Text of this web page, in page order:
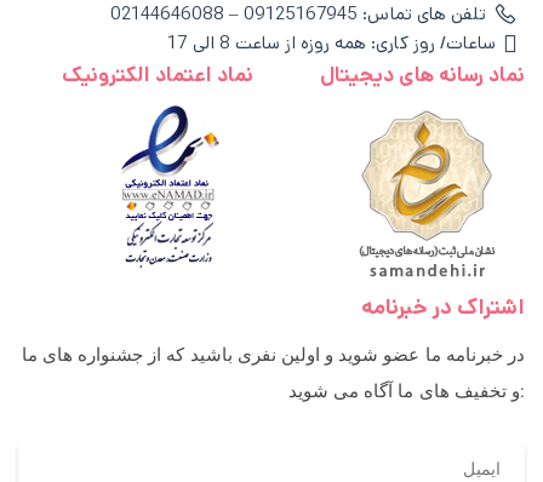
تلفن های تماس: 09125167945 – 02144646088
ساعات/ روز کاری: همه روزه از ساعت 8 الی 17
نماد رسانه های دیجیتال نماد اعتماد الکترونیک
اشتراک در خبرنامه
در خبرنامه ما عضو شوید و اولین نفری باشید که از جشنواره های ما
و تخفیف های ما آگاه می شوید: